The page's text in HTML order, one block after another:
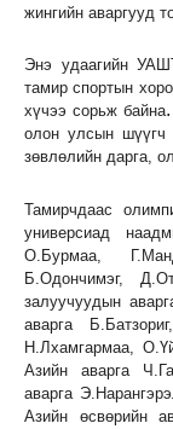
жингийн аваргууд
Энэ удаагийн
тамир спортын
хүчээ сорьж байна.
олон улсын
зөвлөлийн дарга,
Тамирчдаас
универсиад
О.Бурмаа,
Б.Одончимэг,
залуучуудын
аварга
Н.Лхамгармаа,
Азийн аварга
аварга
Азийн өсвөрийн